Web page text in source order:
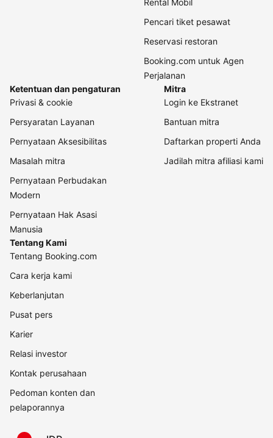
Rental Mobil
Pencari tiket pesawat
Reservasi restoran
Booking.com untuk Agen
Perjalanan
Ketentuan dan pengaturan
Privasi & cookie
Persyaratan Layanan
Pernyataan Aksesibilitas
Masalah mitra
Pernyataan Perbudakan
Modern
Pernyataan Hak Asasi
Manusia
Mitra
Login ke Ekstranet
Bantuan mitra
Daftarkan properti Anda
Jadilah mitra afiliasi kami
Tentang Kami
Tentang Booking.com
Cara kerja kami
Keberlanjutan
Pusat pers
Karier
Relasi investor
Kontak perusahaan
Pedoman konten dan
pelaporannya